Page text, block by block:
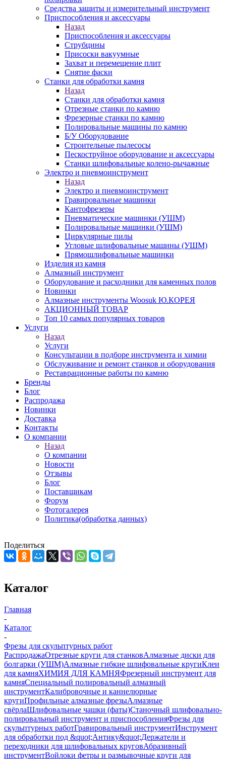
Средства защиты и измерительный инструмент
Приспособления и аксессуары
Назад
Приспособления и аксессуары
Струбцины
Присоски вакуумные
Захват и перемещение плит
Снятие фаски
Станки для обработки камня
Назад
Станки для обработки камня
Отрезные станки по камню
Фрезерные станки по камню
Полировальные машины по камню
Б/У Оборудование
Строительные пылесосы
Пескоструйное оборудование и аксессуары
Станки шлифовальные колено-рычажные
Электро и пневмоинструмент
Назад
Электро и пневмоинструмент
Гравировальные машинки
Кантофрезеры
Пневматические машинки (УШМ)
Полировальные машинки (УШМ)
Циркулярные пилы
Угловые шлифовальные машины (УШМ)
Прямошлифовальные машинки
Изделия из камня
Алмазный инструмент
Оборудование и расходники для каменных полов
Новинки
Алмазные инструменты Woosuk Ю.КОРЕЯ
АКЦИОННЫЙ ТОВАР
Топ 10 самых популярных товаров
Услуги
Назад
Услуги
Консультации в подборе инструмента и химии
Обслуживание и ремонт станков и оборудования
Реставрационные работы по камню
Бренды
Блог
Распродажа
Новинки
Доставка
Контакты
О компании
Назад
О компании
Новости
Отзывы
Блог
Поставщикам
Форум
Фотогалерея
Политика(обработка данных)
Поделиться
Каталог
Главная
-
Каталог
-
Фрезы для скульптурных работ
РаспродажаОтрезные круги для станковАлмазные диски для
болгарки (УШМ)Алмазные гибкие шлифовальные кругиКлеи
для камняХИМИЯ ДЛЯ КАМНЯФрезерный инструмент для
камняСпециальный полировальный алмазный
инструментКалибровочные и каннелюрные
кругиПрофильные алмазные фрезыАлмазные
свёрлаШлифовальные чашки (фаты)Станочный шлифовально-
полировальный инструмент и приспособленияФрезы для
скульптурных работГравировальный инструментИнструмент
для обработки под &quot;Антику&quot;Держатели и
переходники для шлифовальных круговАбразивный
инструментВойлоки фетры и размывочные круги для